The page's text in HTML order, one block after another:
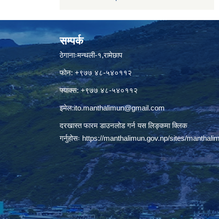
सम्पर्क
ठेगानाःमन्थली-१,रामेछाप
फोन: +९७७ ४८-५४०११२
फ्याक्स: +९७७ ४८-५४०११२
इमेल:ito.manthalimun@gmail.com
दरखास्त फारम डाउनलोड गर्न यस लिङ्कमा क्लिक
गर्नुहोसः https://manthalimun.gov.np/sites/